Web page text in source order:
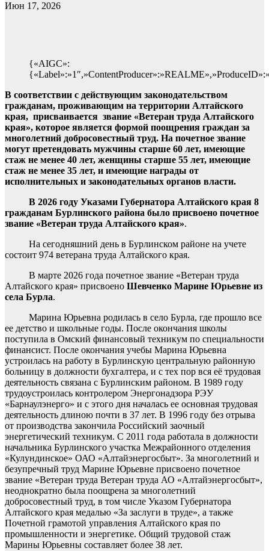
Июн 17, 2026
{«AIGC»:
В соответствии с действующим законодательством
гражданам, проживающим на территории Алтайского
края, присваивается звание «Ветеран труда Алтайского
края», которое является формой поощрения граждан за
многолетний добросовестный труд. На почетное звание
могут претендовать мужчины старше 60 лет, имеющие
стаж не менее 40 лет, женщины старше 55 лет, имеющие
стаж не менее 35 лет, и имеющие награды от
исполнительных и законодательных органов власти.
В 2026 году Указами Губернатора Алтайского края 8
гражданам Бурлинского района было присвоено почетное
звание «Ветеран труда Алтайского края».
На сегодняшний день в Бурлинском районе на учете
состоит 974 ветерана труда Алтайского края.
В марте 2026 года почетное звание «Ветеран труда
Алтайского края» присвоено Шевченко Марине Юрьевне из
села Бурла.
Марина Юрьевна родилась в село Бурла, где прошло все
ее детство и школьные годы. После окончания школы
поступила в Омский финансовый техникум по специальности
финансист. После окончания учебы Марина Юрьевна
устроилась на работу в Бурлинскую центральную районную
больницу в должности бухгалтера, и с тех пор вся её трудовая
деятельность связана с Бурлинским районом. В 1989 году
трудоустроилась контролером Энергонадзора РЭУ
«Барнаулэнерго» и с этого дня началась ее основная трудовая
деятельность длиною почти в 37 лет. В 1996 году без отрыва
от производства закончила Российский заочный
энергетический техникум. С 2011 года работала в должности
начальника Бурлинского участка Межрайонного отделения
«Кулундинское» ОАО «Алтайэнергосбыт». За многолетний и
безупречный труд Марине Юрьевне присвоено почетное
звание «Ветеран труда Ветеран труда АО «Алтайэнергосбыт»,
неоднократно была поощрена за многолетний
добросовестный труд, в том числе Указом Губернатора
Алтайского края медалью «За заслуги в труде», а также
Почетной грамотой управления Алтайского края по
промышленности и энергетике. Общий трудовой стаж
Марины Юрьевны составляет более 38 лет.